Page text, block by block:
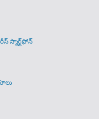
స్మార్ట్‌ఫోన్​